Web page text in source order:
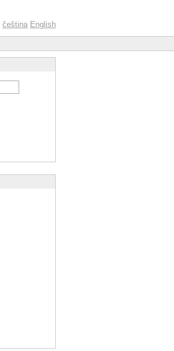
čeština English